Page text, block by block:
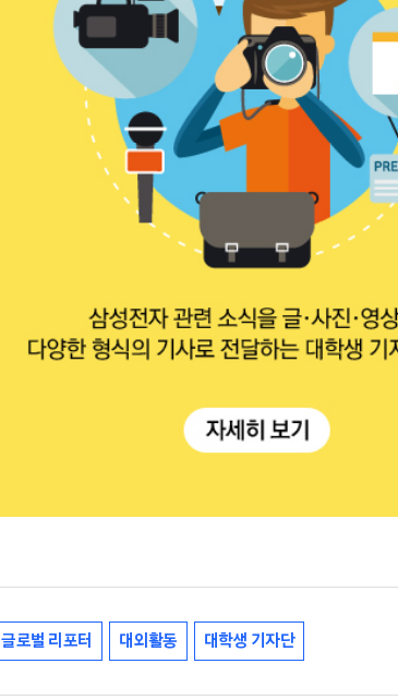
글로벌 리포터 대외활동 대학생 기자단